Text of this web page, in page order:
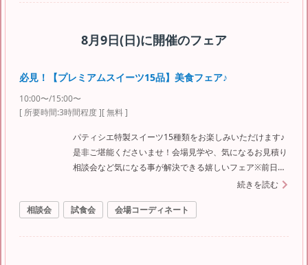
8月9日(日)に開催のフェア
必見！【プレミアムスイーツ15品】美食フェア♪
10:00〜/15:00〜
[ 所要時間:3時間程度][ 無料 ]
パティシエ特製スイーツ15種類をお楽しみいただけます♪
是非ご堪能くださいませ！会場見学や、気になるお見積り
相談会など気になる事が解決できる嬉しいフェア※前日ま
続きを読む
相談会 試食会 会場コーディネート